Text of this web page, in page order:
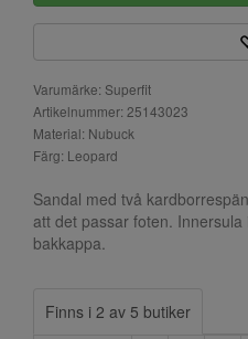
Varumärke: Superfit
Artikelnummer: 25143023
Material: Nubuck
Färg: Leopard
Sandal med två
att det passar foten.
bakkappa.
Finns i 2 av 5 butiker